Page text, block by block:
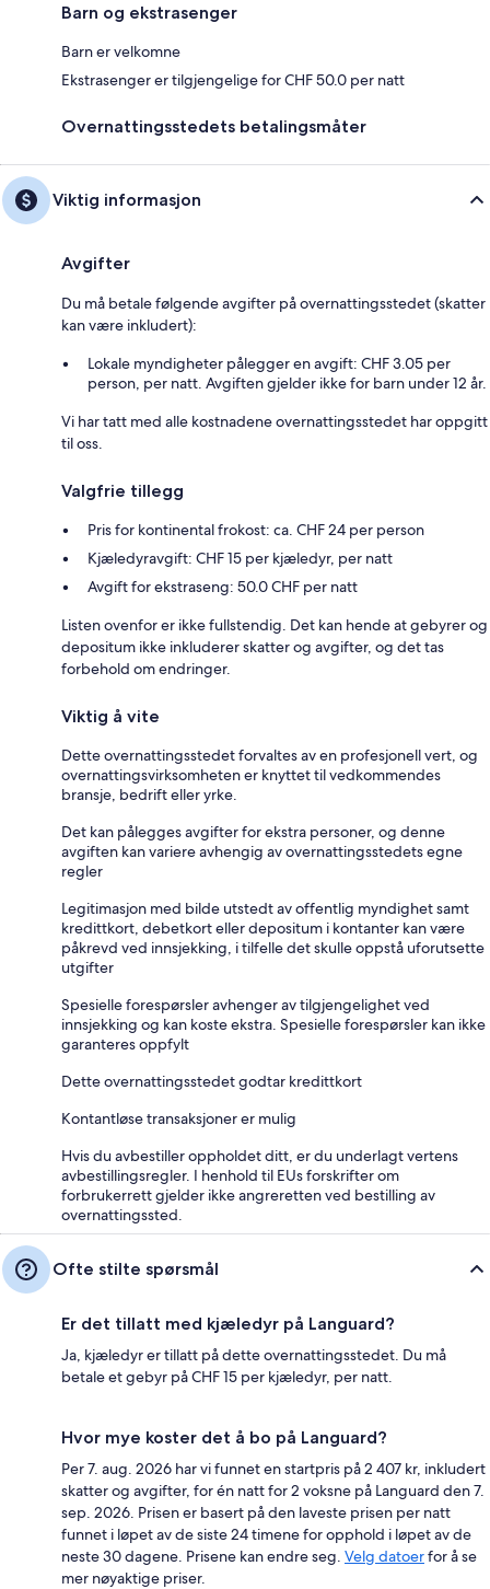
Barn og ekstrasenger
Barn er velkomne
Ekstrasenger er tilgjengelige for CHF 50.0 per natt
Overnattingsstedets betalingsmåter
Viktig informasjon
Avgifter
Du må betale følgende avgifter på overnattingsstedet (skatter
kan være inkludert):
Lokale myndigheter pålegger en avgift: CHF 3.05 per
person, per natt. Avgiften gjelder ikke for barn under 12 år.
Vi har tatt med alle kostnadene overnattingsstedet har oppgitt
til oss.
Valgfrie tillegg
Pris for kontinental frokost: ca. CHF 24 per person
Kjæledyravgift: CHF 15 per kjæledyr, per natt
Avgift for ekstraseng: 50.0 CHF per natt
Listen ovenfor er ikke fullstendig. Det kan hende at gebyrer og
depositum ikke inkluderer skatter og avgifter, og det tas
forbehold om endringer.
Viktig å vite
Dette overnattingsstedet forvaltes av en profesjonell vert, og
overnattingsvirksomheten er knyttet til vedkommendes
bransje, bedrift eller yrke.
Det kan pålegges avgifter for ekstra personer, og denne
avgiften kan variere avhengig av overnattingsstedets egne
regler
Legitimasjon med bilde utstedt av offentlig myndighet samt
kredittkort, debetkort eller depositum i kontanter kan være
påkrevd ved innsjekking, i tilfelle det skulle oppstå uforutsette
utgifter
Spesielle forespørsler avhenger av tilgjengelighet ved
innsjekking og kan koste ekstra. Spesielle forespørsler kan ikke
garanteres oppfylt
Dette overnattingsstedet godtar kredittkort
Kontantløse transaksjoner er mulig
Hvis du avbestiller oppholdet ditt, er du underlagt vertens
avbestillingsregler. I henhold til EUs forskrifter om
forbrukerrett gjelder ikke angreretten ved bestilling av
overnattingssted.
Ofte stilte spørsmål
Er det tillatt med kjæledyr på Languard?
Ja, kjæledyr er tillatt på dette overnattingsstedet. Du må
betale et gebyr på CHF 15 per kjæledyr, per natt.
Hvor mye koster det å bo på Languard?
Per 7. aug. 2026 har vi funnet en startpris på 2 407 kr, inkludert
skatter og avgifter, for én natt for 2 voksne på Languard den 7.
sep. 2026. Prisen er basert på den laveste prisen per natt
funnet i løpet av de siste 24 timene for opphold i løpet av de
neste 30 dagene. Prisene kan endre seg. Velg datoerfor å se
mer nøyaktige priser.